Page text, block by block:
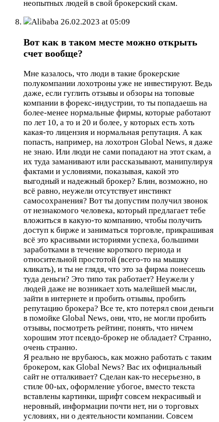
неопытных людей в свой брокерский скам.
Alibaba 26.02.2023 at 05:09
Вот как в таком месте можно открыть
счет вообще?
Мне казалось, что люди в такие брокерские
полукомпании лохотроны уже не инвестируют. Ведь
даже, если гуглить отзывы и обзоры на топовые
компании в форекс-индустрии, то ты попадаешь на
более-менее нормальные фирмы, которые работают
по лет 10, а то и 20 и более, у которых есть хоть
какая-то лицензия и нормальная репутация. А как
попасть, например, на лохотрон Global News, я даже
не знаю. Или люди не сами попадают на этот скам, а
их туда заманивают или рассказывают, манипулируя
фактами и условиями, показывая, какой это
выгодный и надежный брокер? Блин, возможно, но
всё равно, неужели отсутствует инстинкт
самосохранения? Вот ты допустим получил звонок
от незнакомого человека, который предлагает тебе
вложиться в какую-то компанию, чтобы получить
доступ к бирже и заниматься торговле, прикрашивая
всё это красивыми историями успеха, большими
заработками в течение короткого периода и
относительной простотой (всего-то на мышку
кликать), и ты не глядя, что это за фирма понесешь
туда деньги? Это типо так работает? Неужели у
людей даже не возникает хоть малейшей мысли,
зайти в интернете и пробить отзывы, пробить
репутацию брокера? Все те, кто потерял свои деньги
в помойке Global News, они, что, не могли пробить
отзывы, посмотреть рейтинг, понять, что ничем
хорошим этот псевдо-брокер не обладает? Странно,
очень странно.
Я реально не врубаюсь, как можно работать с таким
брокером, как Global News? Вас их официальный
сайт не отталкивает? Сделан как-то несерьезно, в
стиле 00-ых, оформление убогое, вместо текста
вставлены картинки, шрифт совсем некрасивый и
неровный, информации почти нет, ни о торговых
условиях, ни о деятельности компании. Совсем